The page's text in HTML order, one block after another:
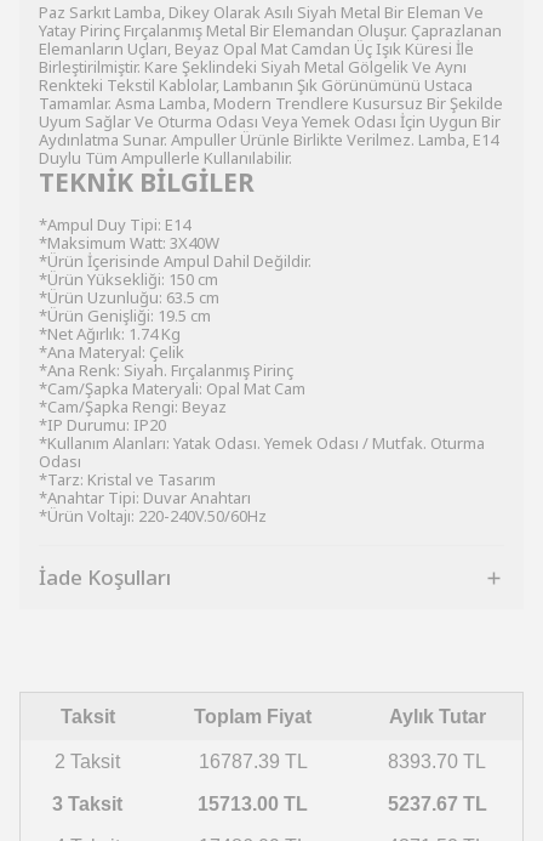
Paz Sarkıt Lamba, Dikey Olarak Asılı Siyah Metal Bir Eleman Ve
Yatay Pirinç Fırçalanmış Metal Bir Elemandan Oluşur. Çaprazlanan
Elemanların Uçları, Beyaz Opal Mat Camdan Üç Işık Küresi İle
Birleştirilmiştir. Kare Şeklindeki Siyah Metal Gölgelik Ve Aynı
Renkteki Tekstil Kablolar, Lambanın Şık Görünümünü Ustaca
Tamamlar. Asma Lamba, Modern Trendlere Kusursuz Bir Şekilde
Uyum Sağlar Ve Oturma Odası Veya Yemek Odası İçin Uygun Bir
Aydınlatma Sunar. Ampuller Ürünle Birlikte Verilmez. Lamba, E14
Duylu Tüm Ampullerle Kullanılabilir.
TEKNİK BİLGİLER
*Ampul Duy Tipi: E14
*Maksimum Watt: 3X40W
*Ürün İçerisinde Ampul Dahil Değildir.
*Ürün Yüksekliği: 150 cm
*Ürün Uzunluğu: 63.5 cm
*Ürün Genişliği: 19.5 cm
*Net Ağırlık: 1.74 Kg
*Ana Materyal: Çelik
*Ana Renk: Siyah. Fırçalanmış Pirinç
*Cam/Şapka Materyali: Opal Mat Cam
*Cam/Şapka Rengi: Beyaz
*IP Durumu: IP20
*Kullanım Alanları: Yatak Odası. Yemek Odası / Mutfak. Oturma
Odası
*Tarz: Kristal ve Tasarım
*Anahtar Tipi: Duvar Anahtarı
*Ürün Voltajı: 220-240V.50/60Hz
İade Koşulları
Taksit Toplam Fiyat Aylık Tutar
2 Taksit 16787.39 TL 8393.70 TL
3 Taksit 15713.00 TL 5237.67 TL